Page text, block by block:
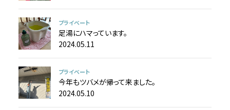
プライベート
足湯にハマっています。
2024.05.11
プライベート
今年もツバメが帰って来ました。
2024.05.10